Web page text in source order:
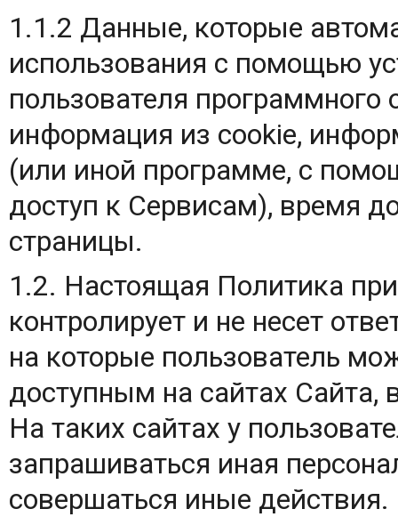
1.1.2 Данные, которые
использования с помощью
пользователя программного
информация из cookie,
(или иной программе, с
доступ к Сервисам), время
страницы.
1.2. Настоящая Политика
контролирует и не несет
на которые пользователь
доступным на сайтах Сайта,
На таких сайтах у
запрашиваться иная
совершаться иные действия.